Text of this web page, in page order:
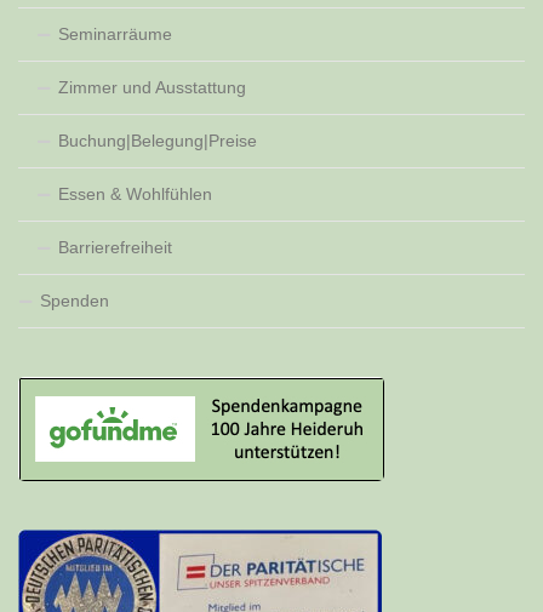
Seminarräume
Zimmer und Ausstattung
Buchung|Belegung|Preise
Essen & Wohlfühlen
Barrierefreiheit
Spenden